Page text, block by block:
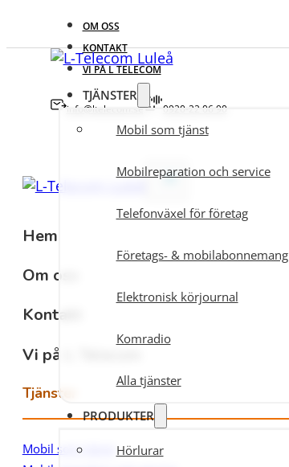
OM OSS
KONTAKT
VI PÅ L TELECOM
info@ltelecom.se 0920-22 06 90
TJÄNSTER
Mobil som tjänst
Mobilreparation och service
Telefonväxel för företag
Företags- & mobilabonnemang
Elektronisk körjournal
Komradio
Alla tjänster
PRODUKTER
Hörlurar
Hem
Om oss
Kontakt
Vi på L Telecom
Tjänster
Mobil som tjänst